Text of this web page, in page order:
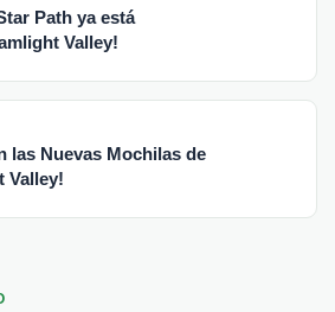
Path ya está
Valley!
las Nuevas Mochilas de
Valley!